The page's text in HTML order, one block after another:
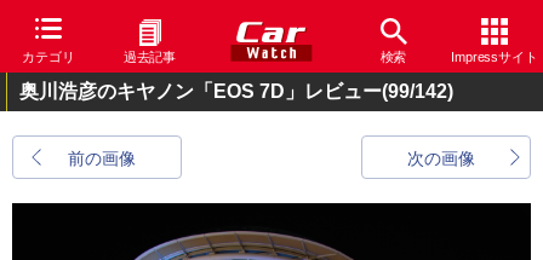
カテゴリ 過去記事 検索 Impressサイト
奥川浩彦のキヤノン「EOS 7D」レビュー(99/142)
前の画像 次の画像